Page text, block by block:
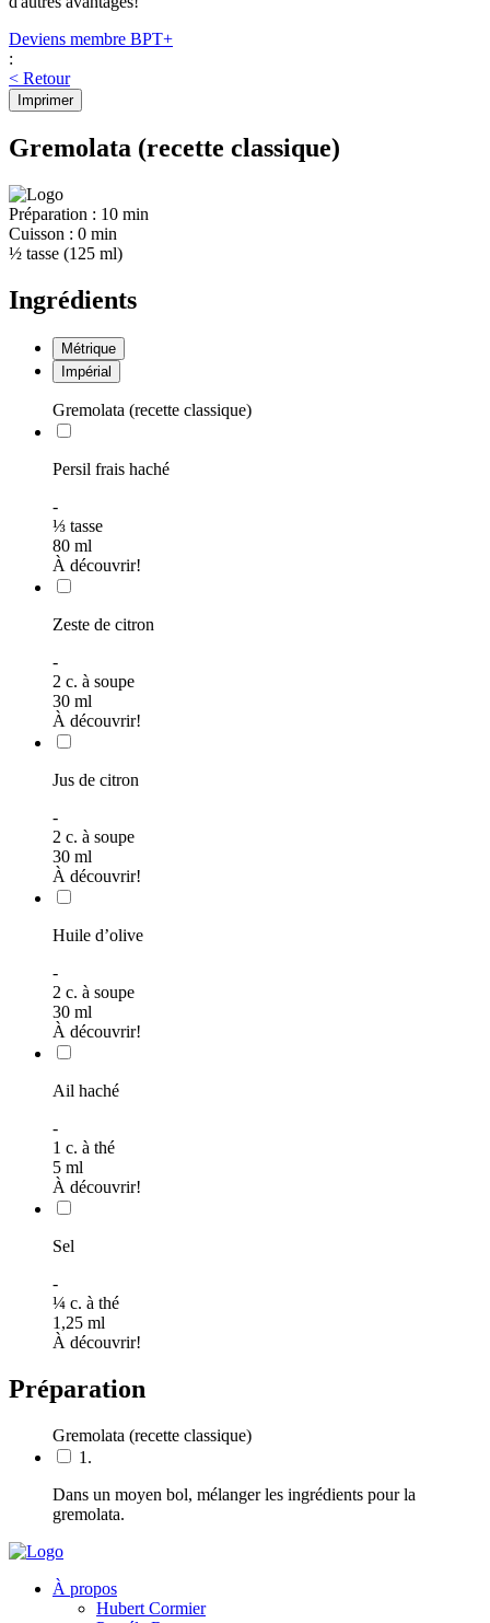
Deviens membre BPT+
:
< Retour
Imprimer
Gremolata (recette classique)
Préparation : 10 min
Cuisson : 0 min
½ tasse (125 ml)
Ingrédients
Métrique
Impérial
Gremolata (recette classique)
Persil frais haché
-
⅓ tasse
80 ml
À découvrir!
Zeste de citron
-
2 c. à soupe
30 ml
À découvrir!
Jus de citron
-
2 c. à soupe
30 ml
À découvrir!
Huile d’olive
-
2 c. à soupe
30 ml
À découvrir!
Ail haché
-
1 c. à thé
5 ml
À découvrir!
Sel
-
¼ c. à thé
1,25 ml
À découvrir!
Préparation
Gremolata (recette classique)
1.
Dans un moyen bol, mélanger les ingrédients pour la
gremolata.
À propos
Hubert Cormier